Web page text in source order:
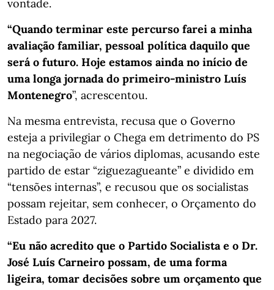
vontade.
“Quando terminar este percurso farei a minha
avaliação familiar, pessoal política daquilo que
será o futuro. Hoje estamos ainda no início de
uma longa jornada do primeiro-ministro Luís
Montenegro”, acrescentou.
Na mesma entrevista, recusa que o Governo
esteja a privilegiar o Chega em detrimento do PS
na negociação de vários diplomas, acusando este
partido de estar “ziguezagueante” e dividido em
“tensões internas”, e recusou que os socialistas
possam rejeitar, sem conhecer, o Orçamento do
Estado para 2027.
“Eu não acredito que o Partido Socialista e o Dr.
José Luís Carneiro possam, de uma forma
ligeira, tomar decisões sobre um orçamento que